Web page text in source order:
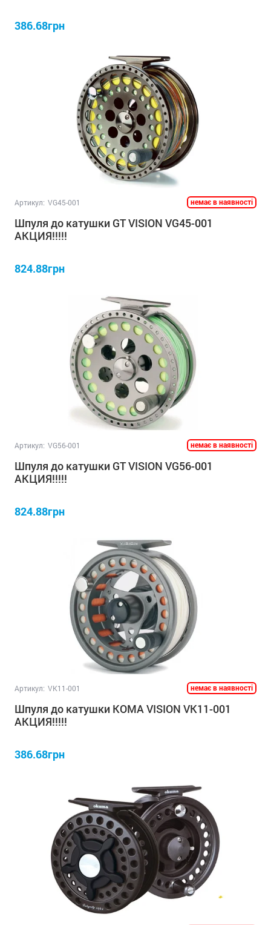
386.68грн
Артикул: VG45-001 немає в наявності
Шпуля до катушки GT VISION VG45-001
АКЦИЯ!!!!!
824.88грн
Артикул: VG56-001 немає в наявності
Шпуля до катушки GT VISION VG56-001
АКЦИЯ!!!!!
824.88грн
Артикул: VK11-001 немає в наявності
Шпуля до катушки KOMA VISION VK11-001
АКЦИЯ!!!!!
386.68грн